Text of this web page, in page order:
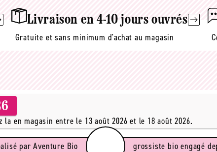
Livraison en 4-10 jours ouvrés
Gratuite et sans minimum d'achat au magasin
en magasin entre le 13 août 2026 et le 18 août 2026.
par Aventure Bio grossiste bio engagé